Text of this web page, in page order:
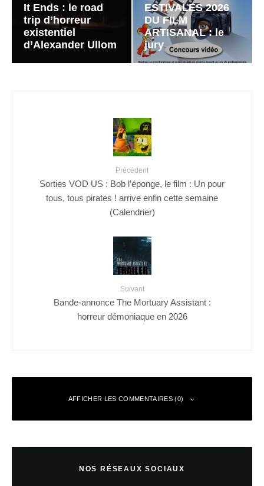
It Ends : le road
trip d’horreur
existentiel
d’Alexander Ullom
ESTIVALES 2026
DU FILM
ARTISANAL : le
jury
Précédent
Sorties VOD US : Bob l’éponge, le film : Un pour
tous, tous pirates ! arrive enfin cette semaine
(Calendrier)
Suivant
Bande-annonce The Mortuary Assistant :
horreur démoniaque en 2026
AFFICHER LES COMMENTAIRES (0)
NOS RÉSEAUX SOCIAUX